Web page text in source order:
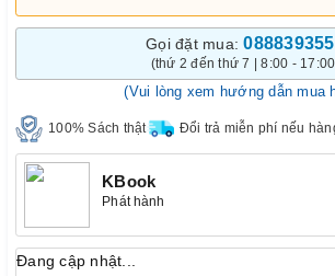
Gọi đặt mua:
(thứ 2 đến thứ 7 | 8:00 -
(Vui lòng xem hướng dẫn mua
100% Sách thật Đổi trả miễn phí nếu
KBook
Phát hành
Đang cập nhật...